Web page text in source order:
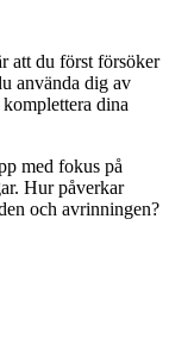
att du först försöker
använda dig av
dina
med fokus på
Hur påverkar
och avrinningen?